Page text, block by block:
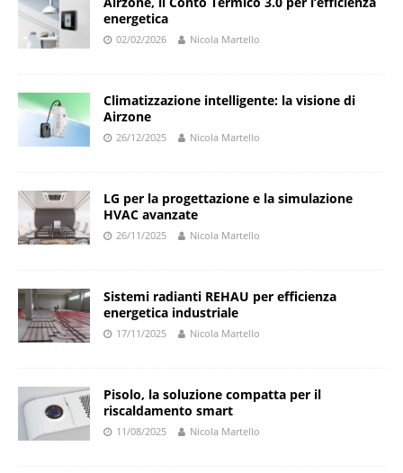
energetica
02/02/2026 Nicola Martello
Climatizzazione intelligente: la visione di
Airzone
26/12/2025 Nicola Martello
LG per la progettazione e la simulazione
HVAC avanzate
26/11/2025 Nicola Martello
Sistemi radianti REHAU per efficienza
energetica industriale
17/11/2025 Nicola Martello
Pisolo, la soluzione compatta per il
riscaldamento smart
11/08/2025 Nicola Martello